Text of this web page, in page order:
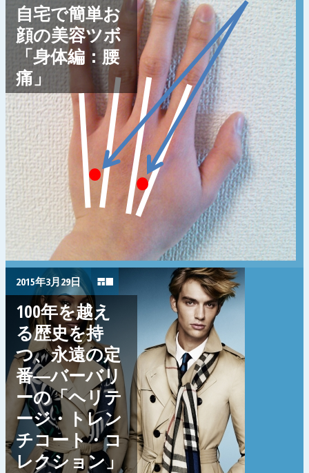
自宅で簡単お
顔の美容ツボ
「身体編：腰
痛」
2015年3月29日
100年を越え
る歴史を持
つ、永遠の定
番―バーバリ
ーの「ヘリテ
ージ・トレン
チコート・コ
レクション」